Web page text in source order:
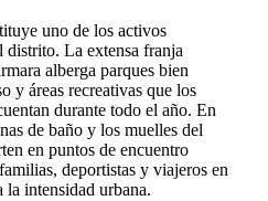
uno de los activos
distrito. La extensa franja
alberga parques bien
y áreas recreativas que los
durante todo el año. En
de baño y los muelles del
en puntos de encuentro
deportistas y viajeros en
la intensidad urbana.